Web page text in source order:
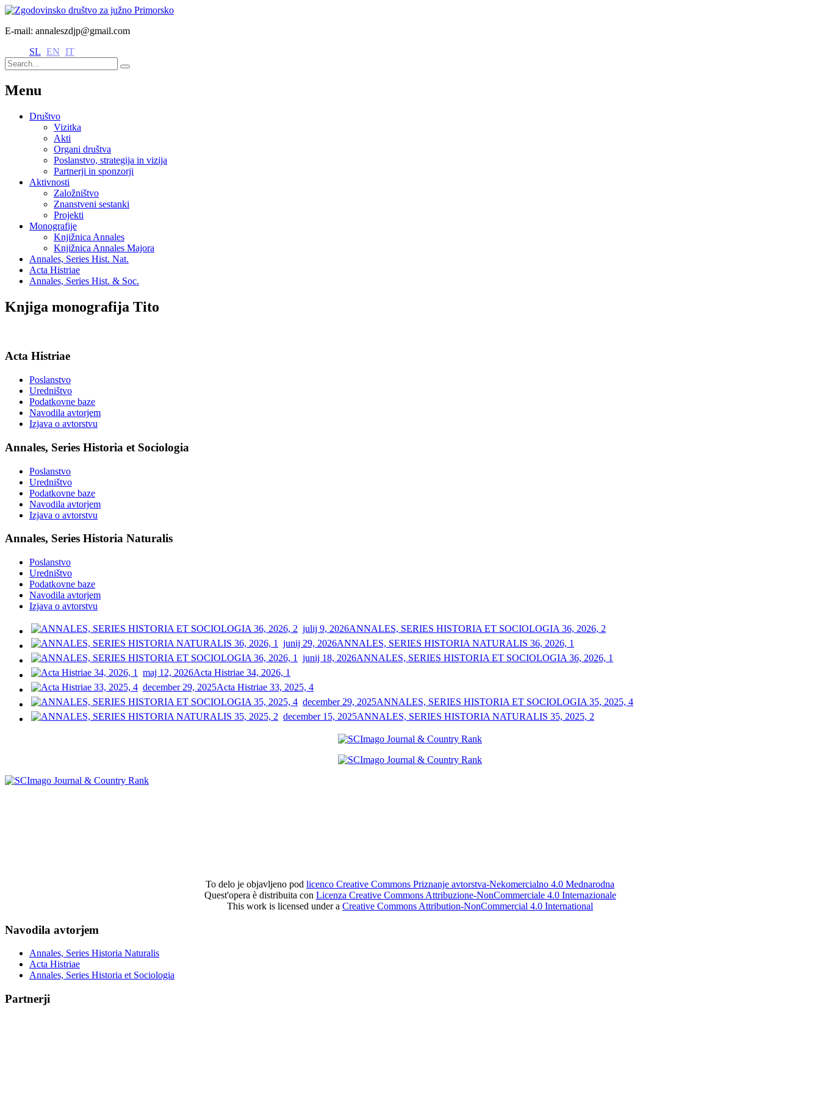
E-mail: annaleszdjp@gmail.com
SL EN IT
Menu
Društvo
Vizitka
Akti
Organi društva
Poslanstvo, strategija in vizija
Partnerji in sponzorji
Aktivnosti
Založništvo
Znanstveni sestanki
Projekti
Monografije
Knjižnica Annales
Knjižnica Annales Majora
Annales, Series Hist. Nat.
Acta Histriae
Annales, Series Hist. & Soc.
Knjiga monografija Tito
Acta Histriae
Poslanstvo
Uredništvo
Podatkovne baze
Navodila avtorjem
Izjava o avtorstvu
Annales, Series Historia et Sociologia
Poslanstvo
Uredništvo
Podatkovne baze
Navodila avtorjem
Izjava o avtorstvu
Annales, Series Historia Naturalis
Poslanstvo
Uredništvo
Podatkovne baze
Navodila avtorjem
Izjava o avtorstvu
julij 9, 2026ANNALES, SERIES HISTORIA ET SOCIOLOGIA 36, 2026, 2
junij 29, 2026ANNALES, SERIES HISTORIA NATURALIS 36, 2026, 1
junij 18, 2026ANNALES, SERIES HISTORIA ET SOCIOLOGIA 36, 2026, 1
maj 12, 2026Acta Histriae 34, 2026, 1
december 29, 2025Acta Histriae 33, 2025, 4
december 29, 2025ANNALES, SERIES HISTORIA ET SOCIOLOGIA 35, 2025, 4
december 15, 2025ANNALES, SERIES HISTORIA NATURALIS 35, 2025, 2
To delo je objavljeno pod licenco Creative Commons Priznanje avtorstva-Nekomercialno 4.0 Mednarodna
Quest'opera è distribuita con Licenza Creative Commons Attribuzione-NonCommerciale 4.0 Internazionale
This work is licensed under a Creative Commons Attribution-NonCommercial 4.0 International
Navodila avtorjem
Annales, Series Historia Naturalis
Acta Histriae
Annales, Series Historia et Sociologia
Partnerji